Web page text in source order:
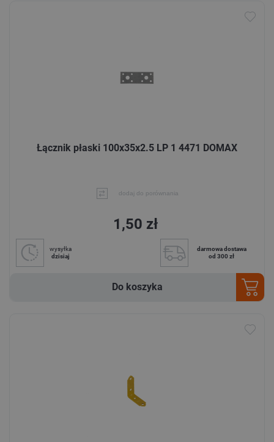
Łącznik płaski 100x35x2.5 LP 1 4471 DOMAX
dodaj do porównania
1,50 zł
wysyłka
dzisiaj
darmowa dostawa
od 300 zł
Do koszyka